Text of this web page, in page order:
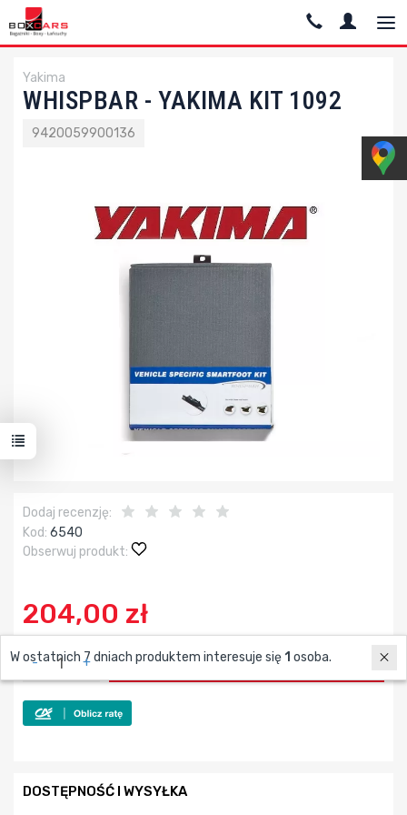
Yakima
WHISPBAR - YAKIMA KIT 1092
9420059900136
Dodaj recenzję:
Kod: 6540
Obserwuj produkt:
204,00 zł
- + DODAJ DO KOSZYKA
DOSTĘPNOŚĆ I WYSYŁKA
W ostatnich 7 dniach produktem interesuje się 1 osoba.